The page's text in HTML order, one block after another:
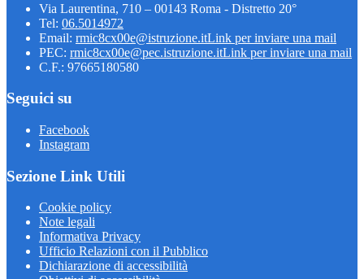
Via Laurentina, 710 – 00143 Roma - Distretto 20°
Tel: 06.5014972
Email: rmic8cx00e@istruzione.itLink per inviare una mail
PEC: rmic8cx00e@pec.istruzione.itLink per inviare una mail
C.F.: 97665180580
Seguici su
Facebook
Instagram
Sezione Link Utili
Cookie policy
Note legali
Informativa Privacy
Ufficio Relazioni con il Pubblico
Dichiarazione di accessibilità